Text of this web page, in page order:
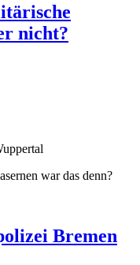
nicht?
war das denn?
Bremen